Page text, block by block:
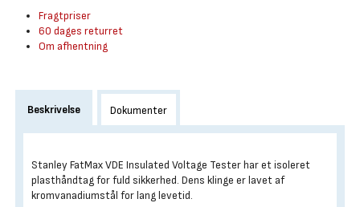
Fragtpriser
60 dages returret
Om afhentning
Beskrivelse Dokumenter
Stanley FatMax VDE Insulated Voltage Tester har et isoleret
plasthåndtag for fuld sikkerhed. Dens klinge er lavet af
kromvanadiumstål for lang levetid.